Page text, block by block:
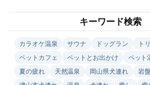
キーワード検索
カラオケ温泉 サウナ ドッグラン ト
ペットカフェ
ペットとお出かけ ペット
夏の疲れ
天然温泉 岡山県犬連れ
岩